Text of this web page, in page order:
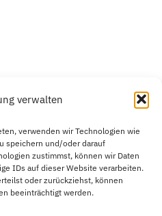
verwalten
verwenden wir Technologien wie
speichern und/oder darauf
zustimmst, können wir Daten
IDs auf dieser Website verarbeiten.
oder zurückziehst, können
beeinträchtigt werden.